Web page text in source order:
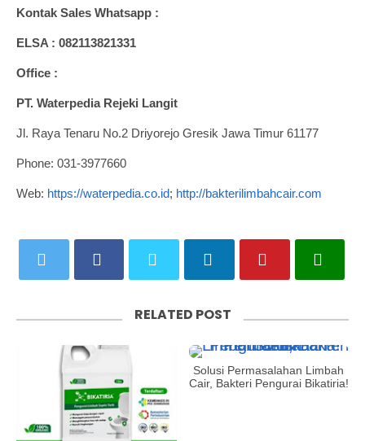
Kontak Sales Whatsapp :
ELSA : 082113821331
Office :
PT. Waterpedia Rejeki Langit
Jl. Raya Tenaru No.2 Driyorejo Gresik Jawa Timur 61177
Phone: 031-3977660
Web: https://waterpedia.co.id; http://bakterilimbahcair.com
RELATED POST
Solusi Permasalahan Limbah
Cair, Bakteri Pengurai Bikatiria!